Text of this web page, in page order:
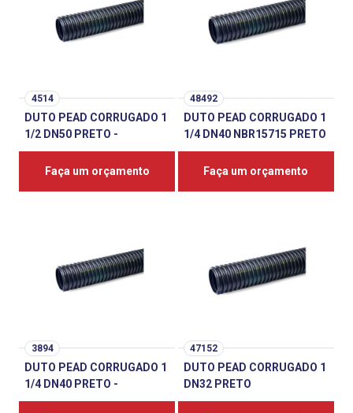
4514
DUTO PEAD CORRUGADO 1
1/2 DN50 PRETO -
Faça um orçamento
48492
DUTO PEAD CORRUGADO 1
1/4 DN40 NBR15715 PRETO
Faça um orçamento
3894
DUTO PEAD CORRUGADO 1
1/4 DN40 PRETO -
47152
DUTO PEAD CORRUGADO 1
DN32 PRETO